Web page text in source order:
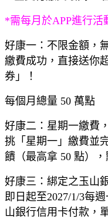
*需每月於APP進行活
好康一：不限金額，
繳費成功，直接送你
券」！
每個月總量 50 萬點
好康二：星期一繳費
挑「星期一」繳費並
饋（最高拿 50 點）
好康三：綁定之玉山
即日起至2027/1/3每
山銀行信用卡付款，